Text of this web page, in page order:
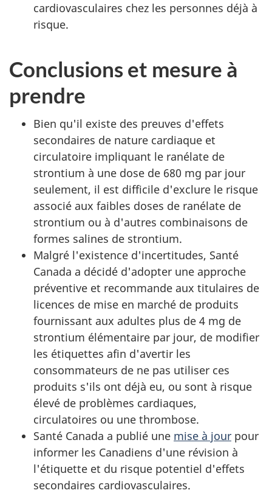
cardiovasculaires chez les personnes déjà à
risque.
Conclusions et mesure à
prendre
Bien qu'il existe des preuves d'effets
secondaires de nature cardiaque et
circulatoire impliquant le ranélate de
strontium à une dose de 680 mg par jour
seulement, il est difficile d'exclure le risque
associé aux faibles doses de ranélate de
strontium ou à d'autres combinaisons de
formes salines de strontium.
Malgré l'existence d'incertitudes, Santé
Canada a décidé d'adopter une approche
préventive et recommande aux titulaires de
licences de mise en marché de produits
fournissant aux adultes plus de 4 mg de
strontium élémentaire par jour, de modifier
les étiquettes afin d'avertir les
consommateurs de ne pas utiliser ces
produits s'ils ont déjà eu, ou sont à risque
élevé de problèmes cardiaques,
circulatoires ou une thrombose.
Santé Canada a publié une mise à jour pour
informer les Canadiens d'une révision à
l'étiquette et du risque potentiel d'effets
secondaires cardiovasculaires.